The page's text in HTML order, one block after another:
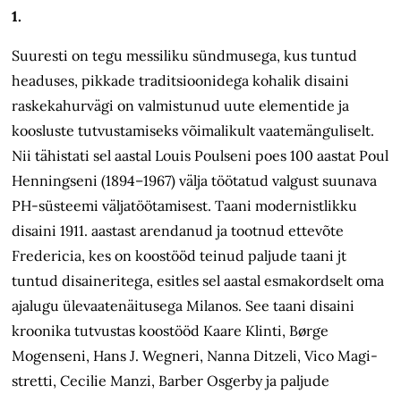
1.
Suuresti on tegu messiliku sündmusega, kus tuntud
headuses, pikkade traditsioonidega kohalik disaini
raskekahurvägi on valmistunud uute elementide ja
koosluste tutvustamiseks võimalikult vaatemänguliselt.
Nii tähistati sel aastal Louis Poulseni poes 100 aastat Poul
Henningseni (1894–1967) välja töötatud valgust suunava
PH-süsteemi väljatöötamisest. Taani modernistlikku
disaini 1911. aastast arendanud ja tootnud ettevõte
Fredericia, kes on koostööd teinud paljude taani jt
tuntud disaineritega, esitles sel aastal esmakordselt oma
ajalugu ülevaatenäitusega Milanos. See taani disaini
kroonika tutvustas koostööd Kaare Klinti, Børge
Mogenseni, Hans J. Wegneri, Nanna Ditzeli, Vico Magi­
stretti, Cecilie Manzi, Barber Osgerby ja paljude